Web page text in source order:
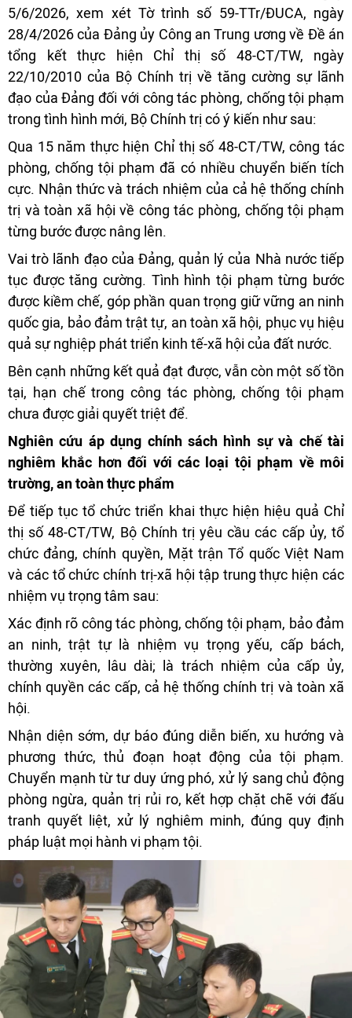
5/6/2026, xem xét Tờ trình số 59-TTr/ĐUCA, ngày
28/4/2026 của Đảng ủy Công an Trung ương về Đề án
tổng kết thực hiện Chỉ thị số 48-CT/TW, ngày
22/10/2010 của Bộ Chính trị về tăng cường sự lãnh
đạo của Đảng đối với công tác phòng, chống tội phạm
trong tình hình mới, Bộ Chính trị có ý kiến như sau:
Qua 15 năm thực hiện Chỉ thị số 48-CT/TW, công tác
phòng, chống tội phạm đã có nhiều chuyển biến tích
cực. Nhận thức và trách nhiệm của cả hệ thống chính
trị và toàn xã hội về công tác phòng, chống tội phạm
từng bước được nâng lên.
Vai trò lãnh đạo của Đảng, quản lý của Nhà nước tiếp
tục được tăng cường. Tình hình tội phạm từng bước
được kiềm chế, góp phần quan trọng giữ vững an ninh
quốc gia, bảo đảm trật tự, an toàn xã hội, phục vụ hiệu
quả sự nghiệp phát triển kinh tế-xã hội của đất nước.
Bên cạnh những kết quả đạt được, vẫn còn một số tồn
tại, hạn chế trong công tác phòng, chống tội phạm
chưa được giải quyết triệt để.
Nghiên cứu áp dụng chính sách hình sự và chế tài
nghiêm khắc hơn đối với các loại tội phạm về môi
trường, an toàn thực phẩm
Để tiếp tục tổ chức triển khai thực hiện hiệu quả Chỉ
thị số 48-CT/TW, Bộ Chính trị yêu cầu các cấp ủy, tổ
chức đảng, chính quyền, Mặt trận Tổ quốc Việt Nam
và các tổ chức chính trị-xã hội tập trung thực hiện các
nhiệm vụ trọng tâm sau:
Xác định rõ công tác phòng, chống tội phạm, bảo đảm
an ninh, trật tự là nhiệm vụ trọng yếu, cấp bách,
thường xuyên, lâu dài; là trách nhiệm của cấp ủy,
chính quyền các cấp, cả hệ thống chính trị và toàn xã
hội.
Nhận diện sớm, dự báo đúng diễn biến, xu hướng và
phương thức, thủ đoạn hoạt động của tội phạm.
Chuyển mạnh từ tư duy ứng phó, xử lý sang chủ động
phòng ngừa, quản trị rủi ro, kết hợp chặt chẽ với đấu
tranh quyết liệt, xử lý nghiêm minh, đúng quy định
pháp luật mọi hành vi phạm tội.